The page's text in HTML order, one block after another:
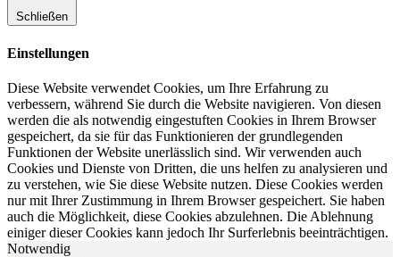
Schließen
Einstellungen
Diese Website verwendet Cookies, um Ihre Erfahrung zu
verbessern, während Sie durch die Website navigieren. Von diesen
werden die als notwendig eingestuften Cookies in Ihrem Browser
gespeichert, da sie für das Funktionieren der grundlegenden
Funktionen der Website unerlässlich sind. Wir verwenden auch
Cookies und Dienste von Dritten, die uns helfen zu analysieren und
zu verstehen, wie Sie diese Website nutzen. Diese Cookies werden
nur mit Ihrer Zustimmung in Ihrem Browser gespeichert. Sie haben
auch die Möglichkeit, diese Cookies abzulehnen. Die Ablehnung
einiger dieser Cookies kann jedoch Ihr Surferlebnis beeinträchtigen.
Notwendig